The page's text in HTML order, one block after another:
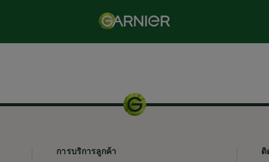
การบริการลูกค้า ติ